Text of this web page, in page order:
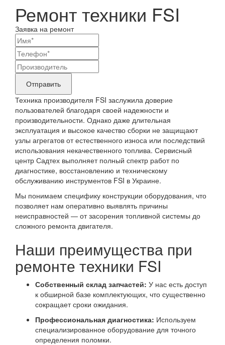
Ремонт техники FSI
Заявка на ремонт
Ваши
контактные
данные
Название
бренда
продукта,
требующего
ремонта
Отправить
Техника производителя FSI заслужила доверие
пользователей благодаря своей надежности и
производительности. Однако даже длительная
эксплуатация и высокое качество сборки не защищают
узлы агрегатов от естественного износа или последствий
использования некачественного топлива. Сервисный
центр Садтех выполняет полный спектр работ по
диагностике, восстановлению и техническому
обслуживанию инструментов FSI в Украине.
Мы понимаем специфику конструкции оборудования, что
позволяет нам оперативно выявлять причины
неисправностей — от засорения топливной системы до
сложного ремонта двигателя.
Наши преимущества при
ремонте техники FSI
Собственный склад запчастей: У нас есть доступ
к обширной базе комплектующих, что существенно
сокращает сроки ожидания.
Профессиональная диагностика: Используем
специализированное оборудование для точного
определения поломки.